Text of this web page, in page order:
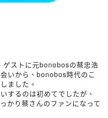
ストに元bonobosの蔡忠浩
いから、bonobos時代のこ
ました。
するのは初めてでしたが、
かり蔡さんのファンになって